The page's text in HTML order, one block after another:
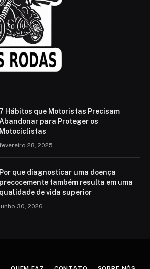
7 Hábitos que Motoristas Precisam
Abandonar para Proteger os
Motociclistas
28, 2025
Por que diagnosticar uma doença
precocemente também resulta em uma
qualidade de vida superior
junho 30, 2026